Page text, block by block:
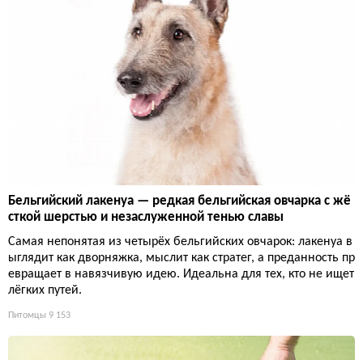
Бельгийский лакенуа — редкая бельгийская овчарка с жё
сткой шерстью и незаслуженной тенью славы
Самая непонятая из четырёх бельгийских овчарок: лакенуа в
ыглядит как дворняжка, мыслит как стратег, а преданность пр
евращает в навязчивую идею. Идеальна для тех, кто не ищет
лёгких путей.
Питомцы 9 153